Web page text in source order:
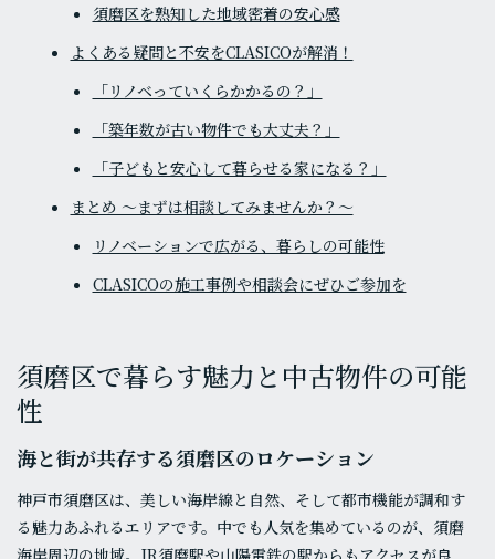
須磨区を熟知した地域密着の安心感
よくある疑問と不安をCLASICOが解消！
「リノベっていくらかかるの？」
「築年数が古い物件でも大丈夫？」
「子どもと安心して暮らせる家になる？」
まとめ 〜まずは相談してみませんか？〜
リノベーションで広がる、暮らしの可能性
CLASICOの施工事例や相談会にぜひご参加を
須磨区で暮らす魅力と中古物件の可能
性
海と街が共存する須磨区のロケーション
神戸市須磨区は、美しい海岸線と自然、そして都市機能が調和す
る魅力あふれるエリアです。中でも人気を集めているのが、須磨
海岸周辺の地域。JR須磨駅や山陽電鉄の駅からもアクセスが良